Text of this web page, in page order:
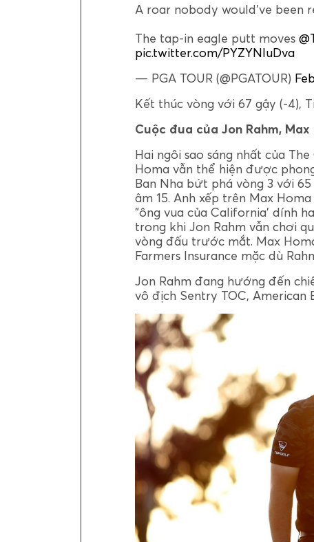
A roar nobody would've been
The tap-in eagle putt moves
pic.twitter.com/PYZYNIuDva
— PGA TOUR (@PGATOUR)
Kết thúc vòng với 67 gậy (-4),
Cuộc đua của Jon Rahm, Max
Hai ngôi sao sáng nhất của
Homa vẫn thể hiện được
Ban Nha bứt phá vòng 3 với
âm 15. Anh xếp trên Max
"ông vua của California' dính
trong khi Jon Rahm vẫn chơi
vòng đấu trước mắt. Max
Farmers Insurance mặc dù
Jon Rahm đang hướng đến
vô địch Sentry TOC, American